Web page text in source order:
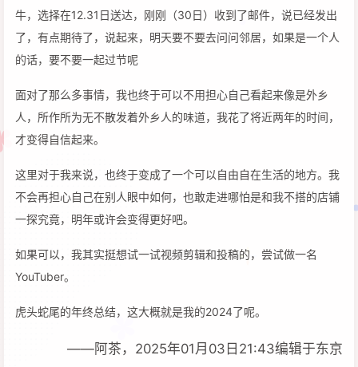
牛，选择在12.31日送达，刚刚（30日）收到了邮件，说已经发出
了，有点期待了，说起来，明天要不要去问问邻居，如果是一个人
的话，要不要一起过节呢
面对了那么多事情，我也终于可以不用担心自己看起来像是外乡
人，所作所为无不散发着外乡人的味道，我花了将近两年的时间，
才变得自信起来。
这里对于我来说，也终于变成了一个可以自由自在生活的地方。我
不会再担心自己在别人眼中如何，也敢走进哪怕是和我不搭的店铺
一探究竟，明年或许会变得更好吧。
如果可以，我其实挺想试一试视频剪辑和投稿的，尝试做一名
YouTuber。
虎头蛇尾的年终总结，这大概就是我的2024了呢。
——阿茶，2025年01月03日21:43编辑于东京